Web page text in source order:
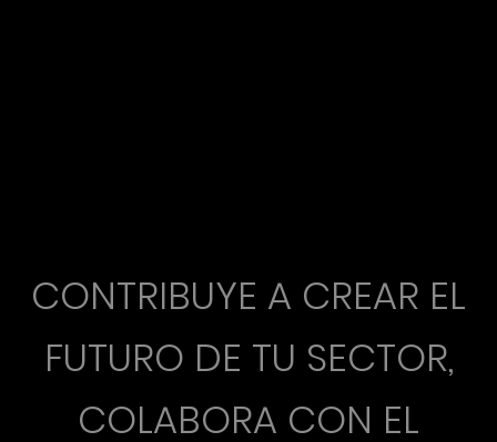
CONTRIBUYE A CREAR EL
FUTURO DE TU SECTOR,
COLABORA CON EL